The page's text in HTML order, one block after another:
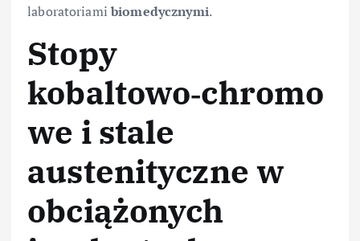
laboratoriamibiomedycznymi.
Stopy
kobaltowo‑chromo
we i stale
austenityczne w
obciążonych